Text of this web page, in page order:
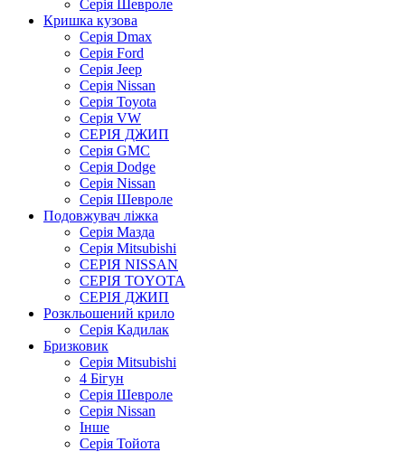
Серія Шевроле
Кришка кузова
Серія Dmax
Серія Ford
Серія Jeep
Серія Nissan
Серія Toyota
Серія VW
СЕРІЯ ДЖИП
Серія GMC
Серія Dodge
Серія Nissan
Серія Шевроле
Подовжувач ліжка
Серія Мазда
Серія Mitsubishi
СЕРІЯ NISSAN
СЕРІЯ TOYOTA
СЕРІЯ ДЖИП
Розкльошений крило
Серія Кадилак
Бризковик
Серія Mitsubishi
4 Бігун
Серія Шевроле
Серія Nissan
Інше
Серія Тойота